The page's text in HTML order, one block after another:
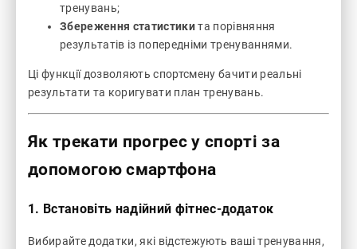
тренувань;
Збереження статистикита порівняння
результатів із попередніми тренуваннями.
Ці функції дозволяють спортсмену бачити реальні
результати та коригувати план тренувань.
Як трекати прогрес у спорті за
допомогою смартфона
1. Встановіть надійний фітнес-додаток
Вибирайте додатки, які відстежують ваші тренування,